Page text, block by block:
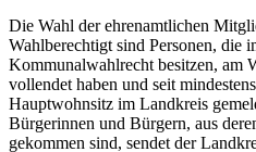
Die Wahl der ehrenamtlichen
Wahlberechtigt sind Personen, die
Kommunalwahlrecht besitzen, am
vollendet haben und seit
Hauptwohnsitz im Landkreis
Bürgerinnen und Bürgern, aus
gekommen sind, sendet der